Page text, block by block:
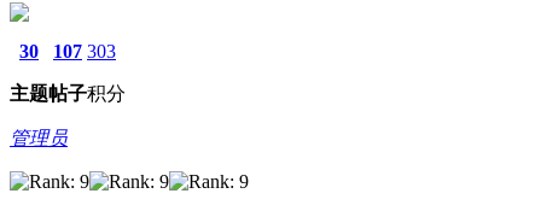
30
主题
107
帖子
303
积分
管理员